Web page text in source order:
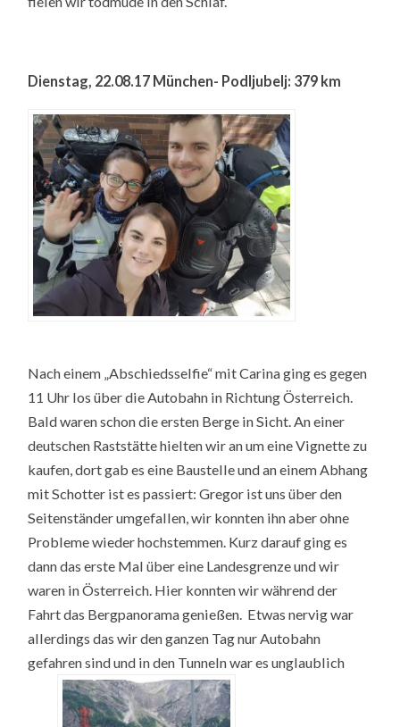
Dienstag, 22.08.17 München- Podljubelj: 379 km
Nach einem „Abschiedsselfie“ mit Carina ging es gegen
11 Uhr los über die Autobahn in Richtung Österreich.
Bald waren schon die ersten Berge in Sicht. An einer
deutschen Raststätte hielten wir an um eine Vignette zu
kaufen, dort gab es eine Baustelle und an einem Abhang
mit Schotter ist es passiert: Gregor ist uns über den
Seitenständer umgefallen, wir konnten ihn aber ohne
Probleme wieder hochstemmen. Kurz darauf ging es
dann das erste Mal über eine Landesgrenze und wir
waren in Österreich. Hier konnten wir während der
Fahrt das Bergpanorama genießen. Etwas nervig war
allerdings das wir den ganzen Tag nur Autobahn
gefahren sind und in den Tunneln war es unglaublich